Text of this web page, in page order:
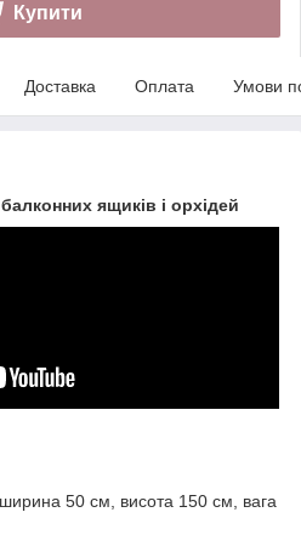
Купити
Доставка Оплата Умови
ящиків і орхідей
50 см, висота 150 см, вага